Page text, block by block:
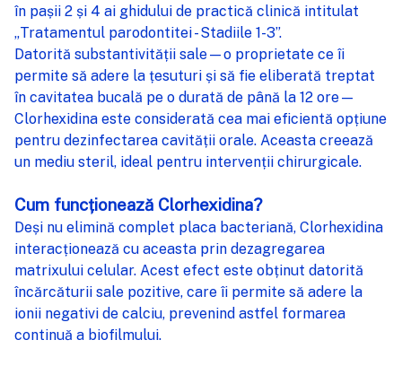
în pașii 2 și 4 ai ghidului de practică clinică intitulat
„Tratamentul parodontitei - Stadiile 1-3”.
Datorită substantivității sale—o proprietate ce îi
permite să adere la țesuturi și să fie eliberată treptat
în cavitatea bucală pe o durată de până la 12 ore—
Clorhexidina este considerată cea mai eficientă opțiune
pentru dezinfectarea cavității orale. Aceasta creează
un mediu steril, ideal pentru intervenții chirurgicale.
Cum funcționează Clorhexidina?
Deși nu elimină complet placa bacteriană, Clorhexidina
interacționează cu aceasta prin dezagregarea
matrixului celular. Acest efect este obținut datorită
încărcăturii sale pozitive, care îi permite să adere la
ionii negativi de calciu, prevenind astfel formarea
continuă a biofilmului.